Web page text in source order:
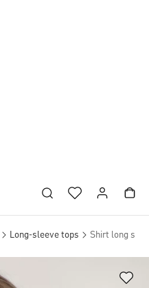
Long-sleeve tops Shirt long